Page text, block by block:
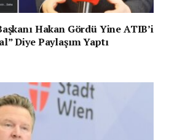
Hakan Gördü Yine ATIB’i
Diye Paylaşım Yaptı